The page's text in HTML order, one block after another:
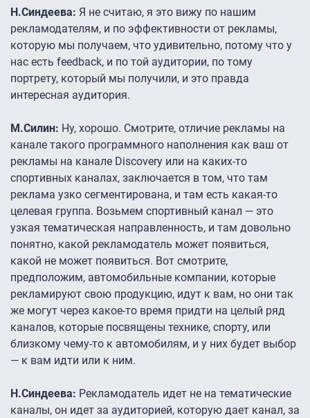
Н.Синдеева: Я не считаю, я это вижу по нашим
рекламодателям, и по эффективности от рекламы,
которую мы получаем, что удивительно, потому что у
нас есть feedback, и по той аудитории, по тому
портрету, который мы получили, и это правда
интересная аудитория.
М.Силин: Ну, хорошо. Смотрите, отличие рекламы на
канале такого программного наполнения как ваш от
рекламы на канале Discovery или на каких-то
спортивных каналах, заключается в том, что там
реклама узко сегментирована, и там есть какая-то
целевая группа. Возьмем спортивный канал — это
узкая тематическая направленность, и там довольно
понятно, какой рекламодатель может появиться,
какой не может появиться. Вот смотрите,
предположим, автомобильные компании, которые
рекламируют свою продукцию, идут к вам, но они так
же могут через какое-то время придти на целый ряд
каналов, которые посвящены технике, спорту, или
близкому чему-то к автомобилям, и у них будет выбор
— к вам идти или к ним.
Н.Синдеева: Рекламодатель идет не на тематические
каналы, он идет за аудиторией, которую дает канал, за